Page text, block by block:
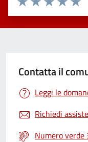
Valuta 4
Valuta 3
Valuta 2 stelle
Valuta 1 stelle su 5
Contatta il
Leggi le
Richiedi
Numero